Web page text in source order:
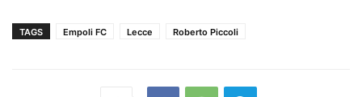
TAGS Empoli FC Lecce Roberto Piccoli